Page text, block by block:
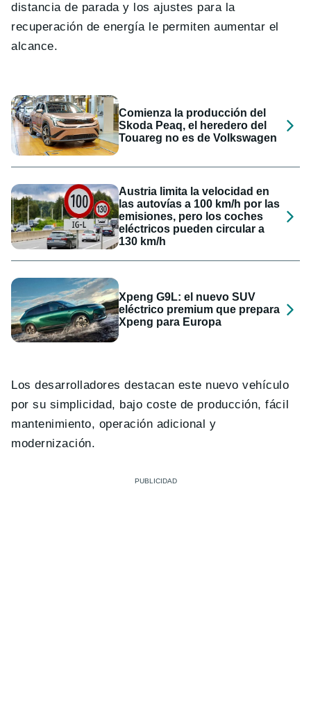
distancia de parada y los ajustes para la
recuperación de energía le permiten aumentar el
alcance.
Comienza la producción del
Skoda Peaq, el heredero del
Touareg no es de Volkswagen
Austria limita la velocidad en
las autovías a 100 km/h por las
emisiones, pero los coches
eléctricos pueden circular a
130 km/h
Xpeng G9L: el nuevo SUV
eléctrico premium que prepara
Xpeng para Europa
Los desarrolladores destacan este nuevo vehículo
por su simplicidad, bajo coste de producción, fácil
mantenimiento, operación adicional y
modernización.